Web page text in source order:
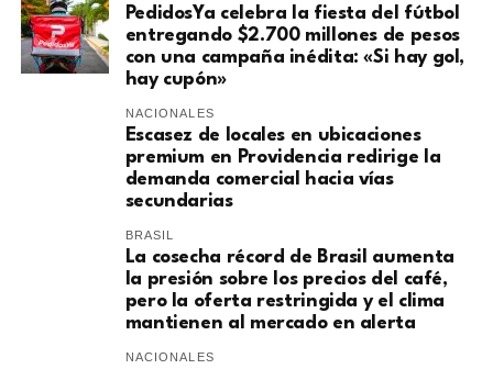
PedidosYa celebra la fiesta del fútbol
entregando $2.700 millones de pesos
con una campaña inédita: «Si hay gol,
hay cupón»
NACIONALES
Escasez de locales en ubicaciones
premium en Providencia redirige la
demanda comercial hacia vías
secundarias
BRASIL
La cosecha récord de Brasil aumenta
la presión sobre los precios del café,
pero la oferta restringida y el clima
mantienen al mercado en alerta
NACIONALES